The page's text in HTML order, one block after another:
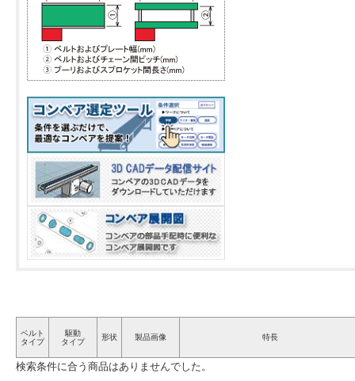
ベルト
タイプ
駆動
タイプ
形状 製品画像 特長
検索条件に合う商品はありませんでした。